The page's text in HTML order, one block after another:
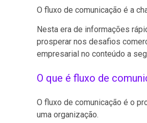
O fluxo de comunicação é a
Nesta era de informações
prosperar nos desafios
empresarial no conteúdo a
O que é fluxo de
O fluxo de comunicação é o
uma organização.